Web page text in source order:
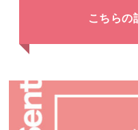
こちらの